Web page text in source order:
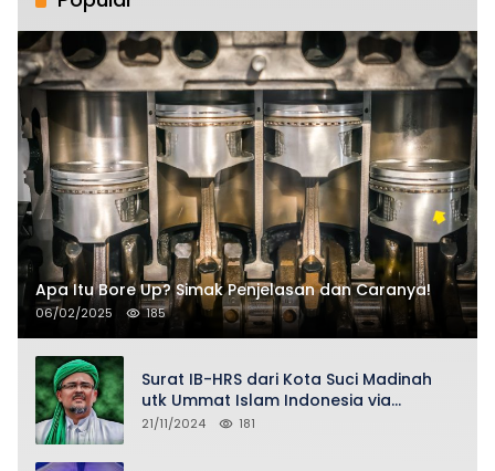
Apa Itu Bore Up? Simak Penjelasan dan Caranya!
06/02/2025 185
Surat IB-HRS dari Kota Suci Madinah
utk Ummat Islam Indonesia via
Penasihat DPP FPI Asy-Syeikh KH Buya
21/11/2024 181